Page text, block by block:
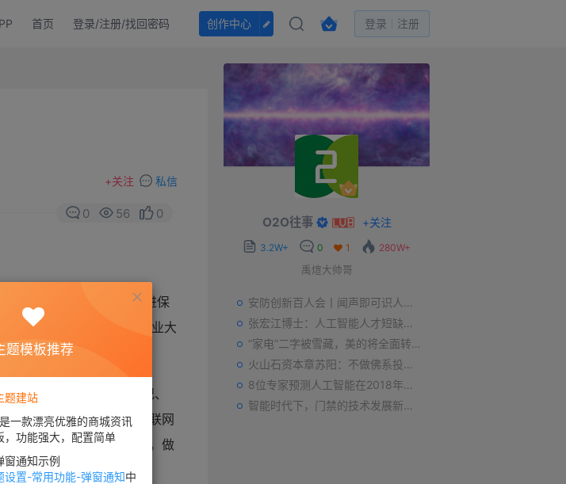
首页 登录/注册/找回密码 创作中心 登录 注册
+关注 私信
0 56 0
险依托线上渠道单日收进保
的营业数字。”一位保险业大
分论坛上，江泰保险经纪、
中在互联网保险。移动互联网
保险中介机构该如何突围。做
。
O2O往事 +关注
3.2W+ 0 1
280W+
禹煊大帅哥
安防创新百人会丨闻声即可识人，虚拟诈骗的克星——声纹识别
张宏江博士：人工智能人才短缺是世界性问题
“家电”二字被雪藏，美的将全面转型智能制造？
火山石资本章苏阳：不做佛系投资人，为企业价值战斗到底
8位专家预测人工智能在2018年对我们的影响
智能时代下，门禁的技术发展新趋势
题模板推荐
题建站
一款漂亮优雅的商城资讯
，功能强大，配置简单
窗通知示例
设置-常用功能-弹窗通知中